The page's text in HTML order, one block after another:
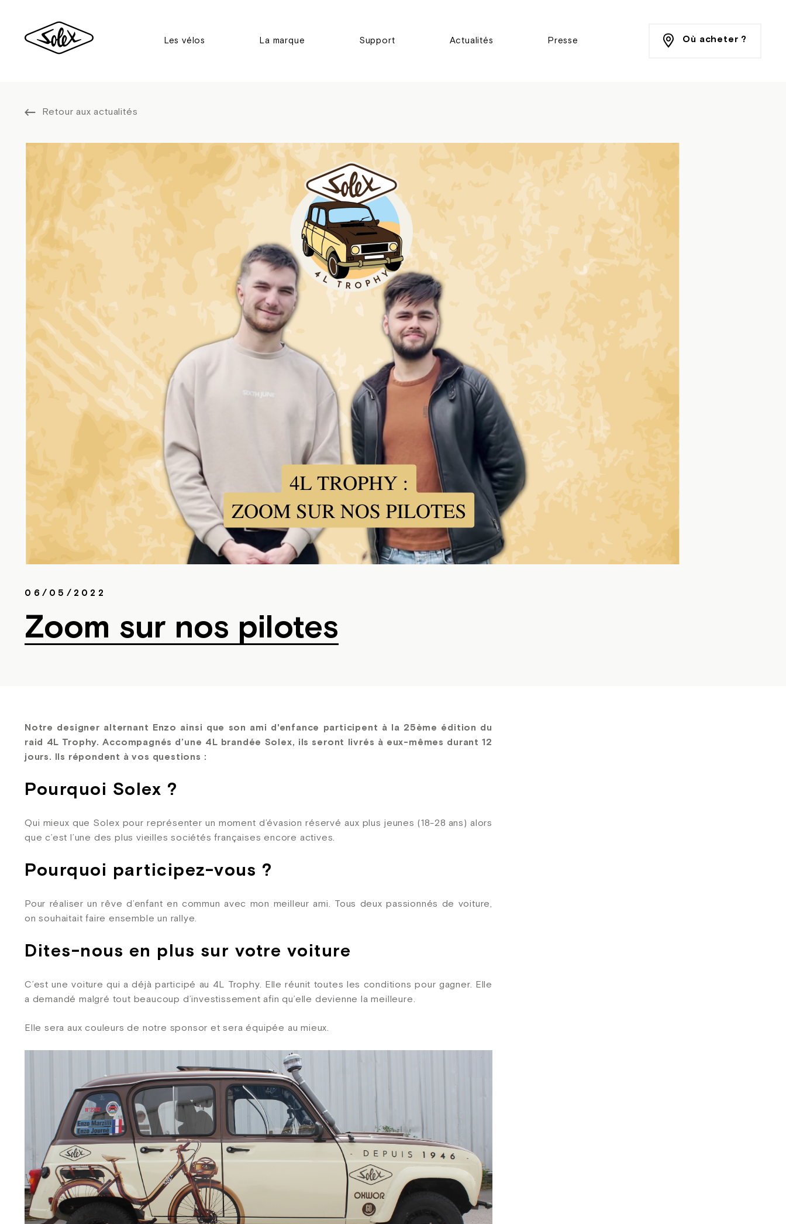
Les vélos La marque Support Actualités Presse Où acheter ?
Retour aux actualités
06/05/2022
Zoom sur nos pilotes
Notre designer alternant Enzo ainsi que son ami d'enfance participent à la 25ème édition du
raid 4L Trophy. Accompagnés d’une 4L brandée Solex, ils seront livrés à eux-mêmes durant 12
jours. Ils répondent à vos questions :
Pourquoi Solex ?
Qui mieux que Solex pour représenter un moment d’évasion réservé aux plus jeunes (18-28 ans) alors
que c’est l’une des plus vieilles sociétés françaises encore actives.
Pourquoi participez-vous ?
Pour réaliser un rêve d’enfant en commun avec mon meilleur ami. Tous deux passionnés de voiture,
on souhaitait faire ensemble un rallye.
Dites-nous en plus sur votre voiture
C’est une voiture qui a déjà participé au 4L Trophy. Elle réunit toutes les conditions pour gagner. Elle
a demandé malgré tout beaucoup d’investissement afin qu’elle devienne la meilleure.
Elle sera aux couleurs de notre sponsor et sera équipée au mieux.